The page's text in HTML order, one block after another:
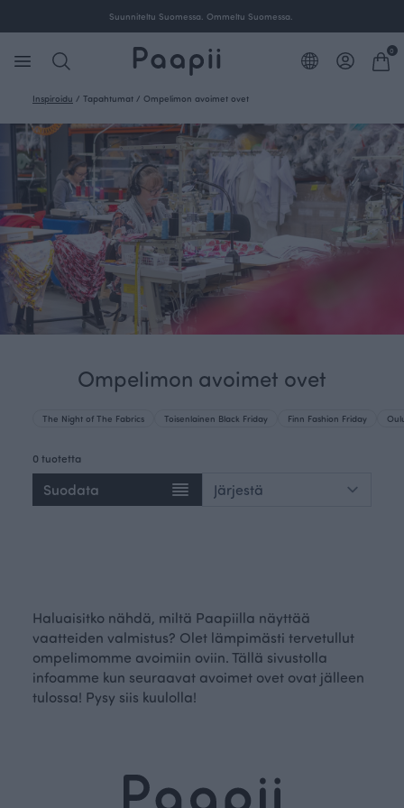
Suunniteltu Suomessa. Ommeltu Suomessa.
0
Inspiroidu / Tapahtumat / Ompelimon avoimet ovet
Ompelimon avoimet ovet
The Night of The Fabrics Toisenlainen Black Friday Finn Fashion Friday
0 tuotetta
Suodata
Haluaisitko nähdä, miltä Paapiilla näyttää
vaatteiden valmistus? Olet lämpimästi tervetullut
ompelimomme avoimiin oviin. Tällä sivustolla
infoamme kun seuraavat avoimet ovet ovat jälleen
tulossa! Pysy siis kuulolla!